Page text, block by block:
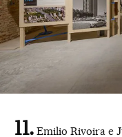
Emilio Rivoira e